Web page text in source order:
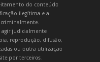
do conteúdo
ilegítima e a
criminalmente.
agir judicialmente
reprodução, difusão,
ou outra utilização
por terceiros.